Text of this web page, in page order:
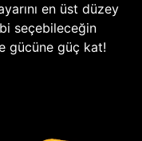
en üst düzey
seçebileceğin
gücüne güç kat!